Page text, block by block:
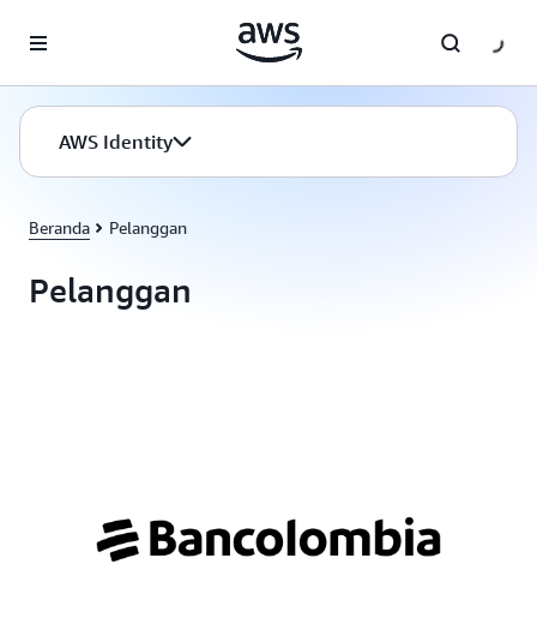
AWS Identity
Beranda Pelanggan
Pelanggan